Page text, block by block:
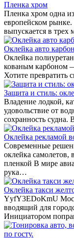
Пленка хром
Пленка хром одна
европейском рынке.
выпускается в трех
Оклейка авто
Оклейка
кованым карбоном
Хотите превратить
Защита и стиль:
Владение лодкой,
удовольствие от
сохранность
Оклейка рекламой
Современные
оклейка самолетов,
пленкой В мире
рука…
Оклейка такси
YyfY3EDoKmU
вводящий для
Инициатором